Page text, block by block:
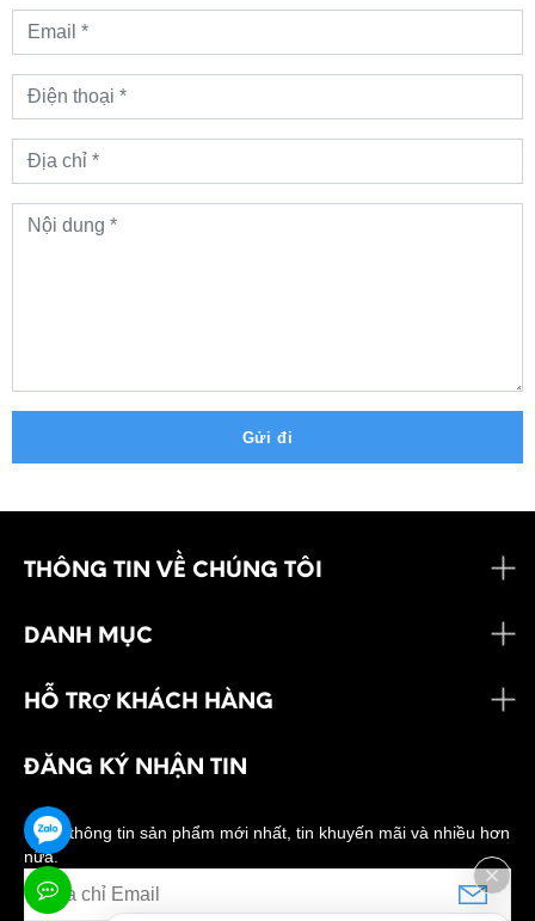
Gửi đi
THÔNG TIN VỀ CHÚNG TÔI
DANH MỤC
HỖ TRỢ KHÁCH HÀNG
ĐĂNG KÝ NHẬN TIN
Nhận thông tin sản phẩm mới nhất, tin khuyến mãi và nhiều hơn
nữa.